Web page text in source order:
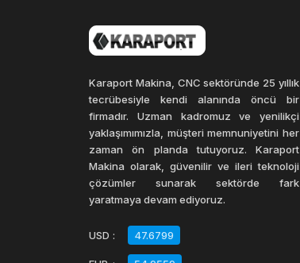
Karaport Makina, CNC sektöründe 25 yıllık
tecrübesiyle kendi alanında öncü bir
firmadır. Uzman kadromuz ve yenilikçi
yaklaşımımızla, müşteri memnuniyetini her
zaman ön planda tutuyoruz. Karaport
Makina olarak, güvenilir ve ileri teknoloji
çözümler sunarak sektörde fark
yaratmaya devam ediyoruz.
USD : 47.6799